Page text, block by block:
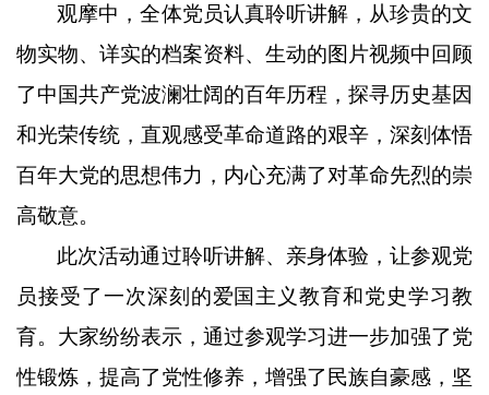
观摩中，全体党员认真聆听讲解，从珍贵的文
物实物、详实的档案资料、生动的图片视频中回顾
了中国共产党波澜壮阔的百年历程，探寻历史基因
和光荣传统，直观感受革命道路的艰辛，深刻体悟
百年大党的思想伟力，内心充满了对革命先烈的崇
高敬意。
此次活动通过聆听讲解、亲身体验，让参观党
员接受了一次深刻的爱国主义教育和党史学习教
育。 大家纷纷表示， 通过参观学习进一步加强了党
性锻炼，提高了党性修养 ，增强了民族自豪感，坚